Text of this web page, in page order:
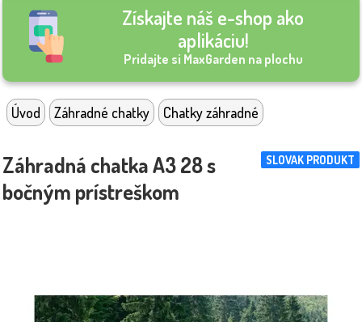
Získajte náš e-shop ako
aplikáciu!
Pridajte si MaxGarden na plochu
Úvod Záhradné chatky Chatky záhradné
SLOVAK PRODUKT
Záhradná chatka A3 28 s
bočným prístreškom